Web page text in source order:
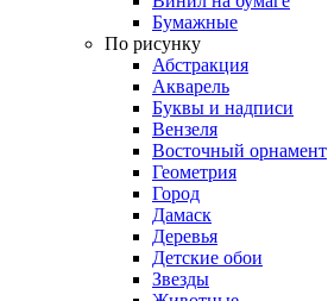
Бумажные
По рисунку
Абстракция
Акварель
Буквы и надписи
Вензеля
Восточный орнамент
Геометрия
Город
Дамаск
Деревья
Детские обои
Звезды